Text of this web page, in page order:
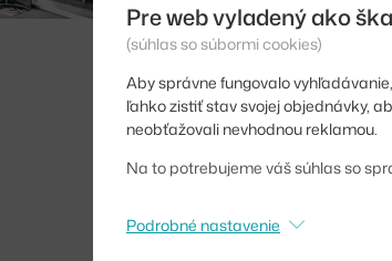
Pre web vyladený ako
(súhlas so súbormi cookies)
Aby správne fungovalo
ľahko zistiť stav svojej objednávky,
neobťažovali nevhodnou reklamou.
Na to potrebujeme váš súhlas so
Podrobné nastavenie